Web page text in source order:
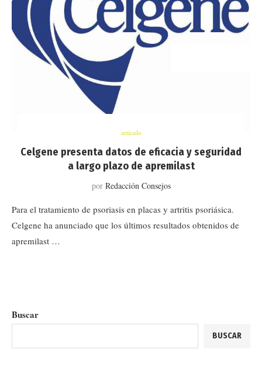
artículo
Celgene presenta datos de eficacia y seguridad
a largo plazo de apremilast
por Redacción Consejos
Para el tratamiento de psoriasis en placas y artritis psoriásica.
Celgene ha anunciado que los últimos resultados obtenidos de
apremilast …
Buscar
BUSCAR